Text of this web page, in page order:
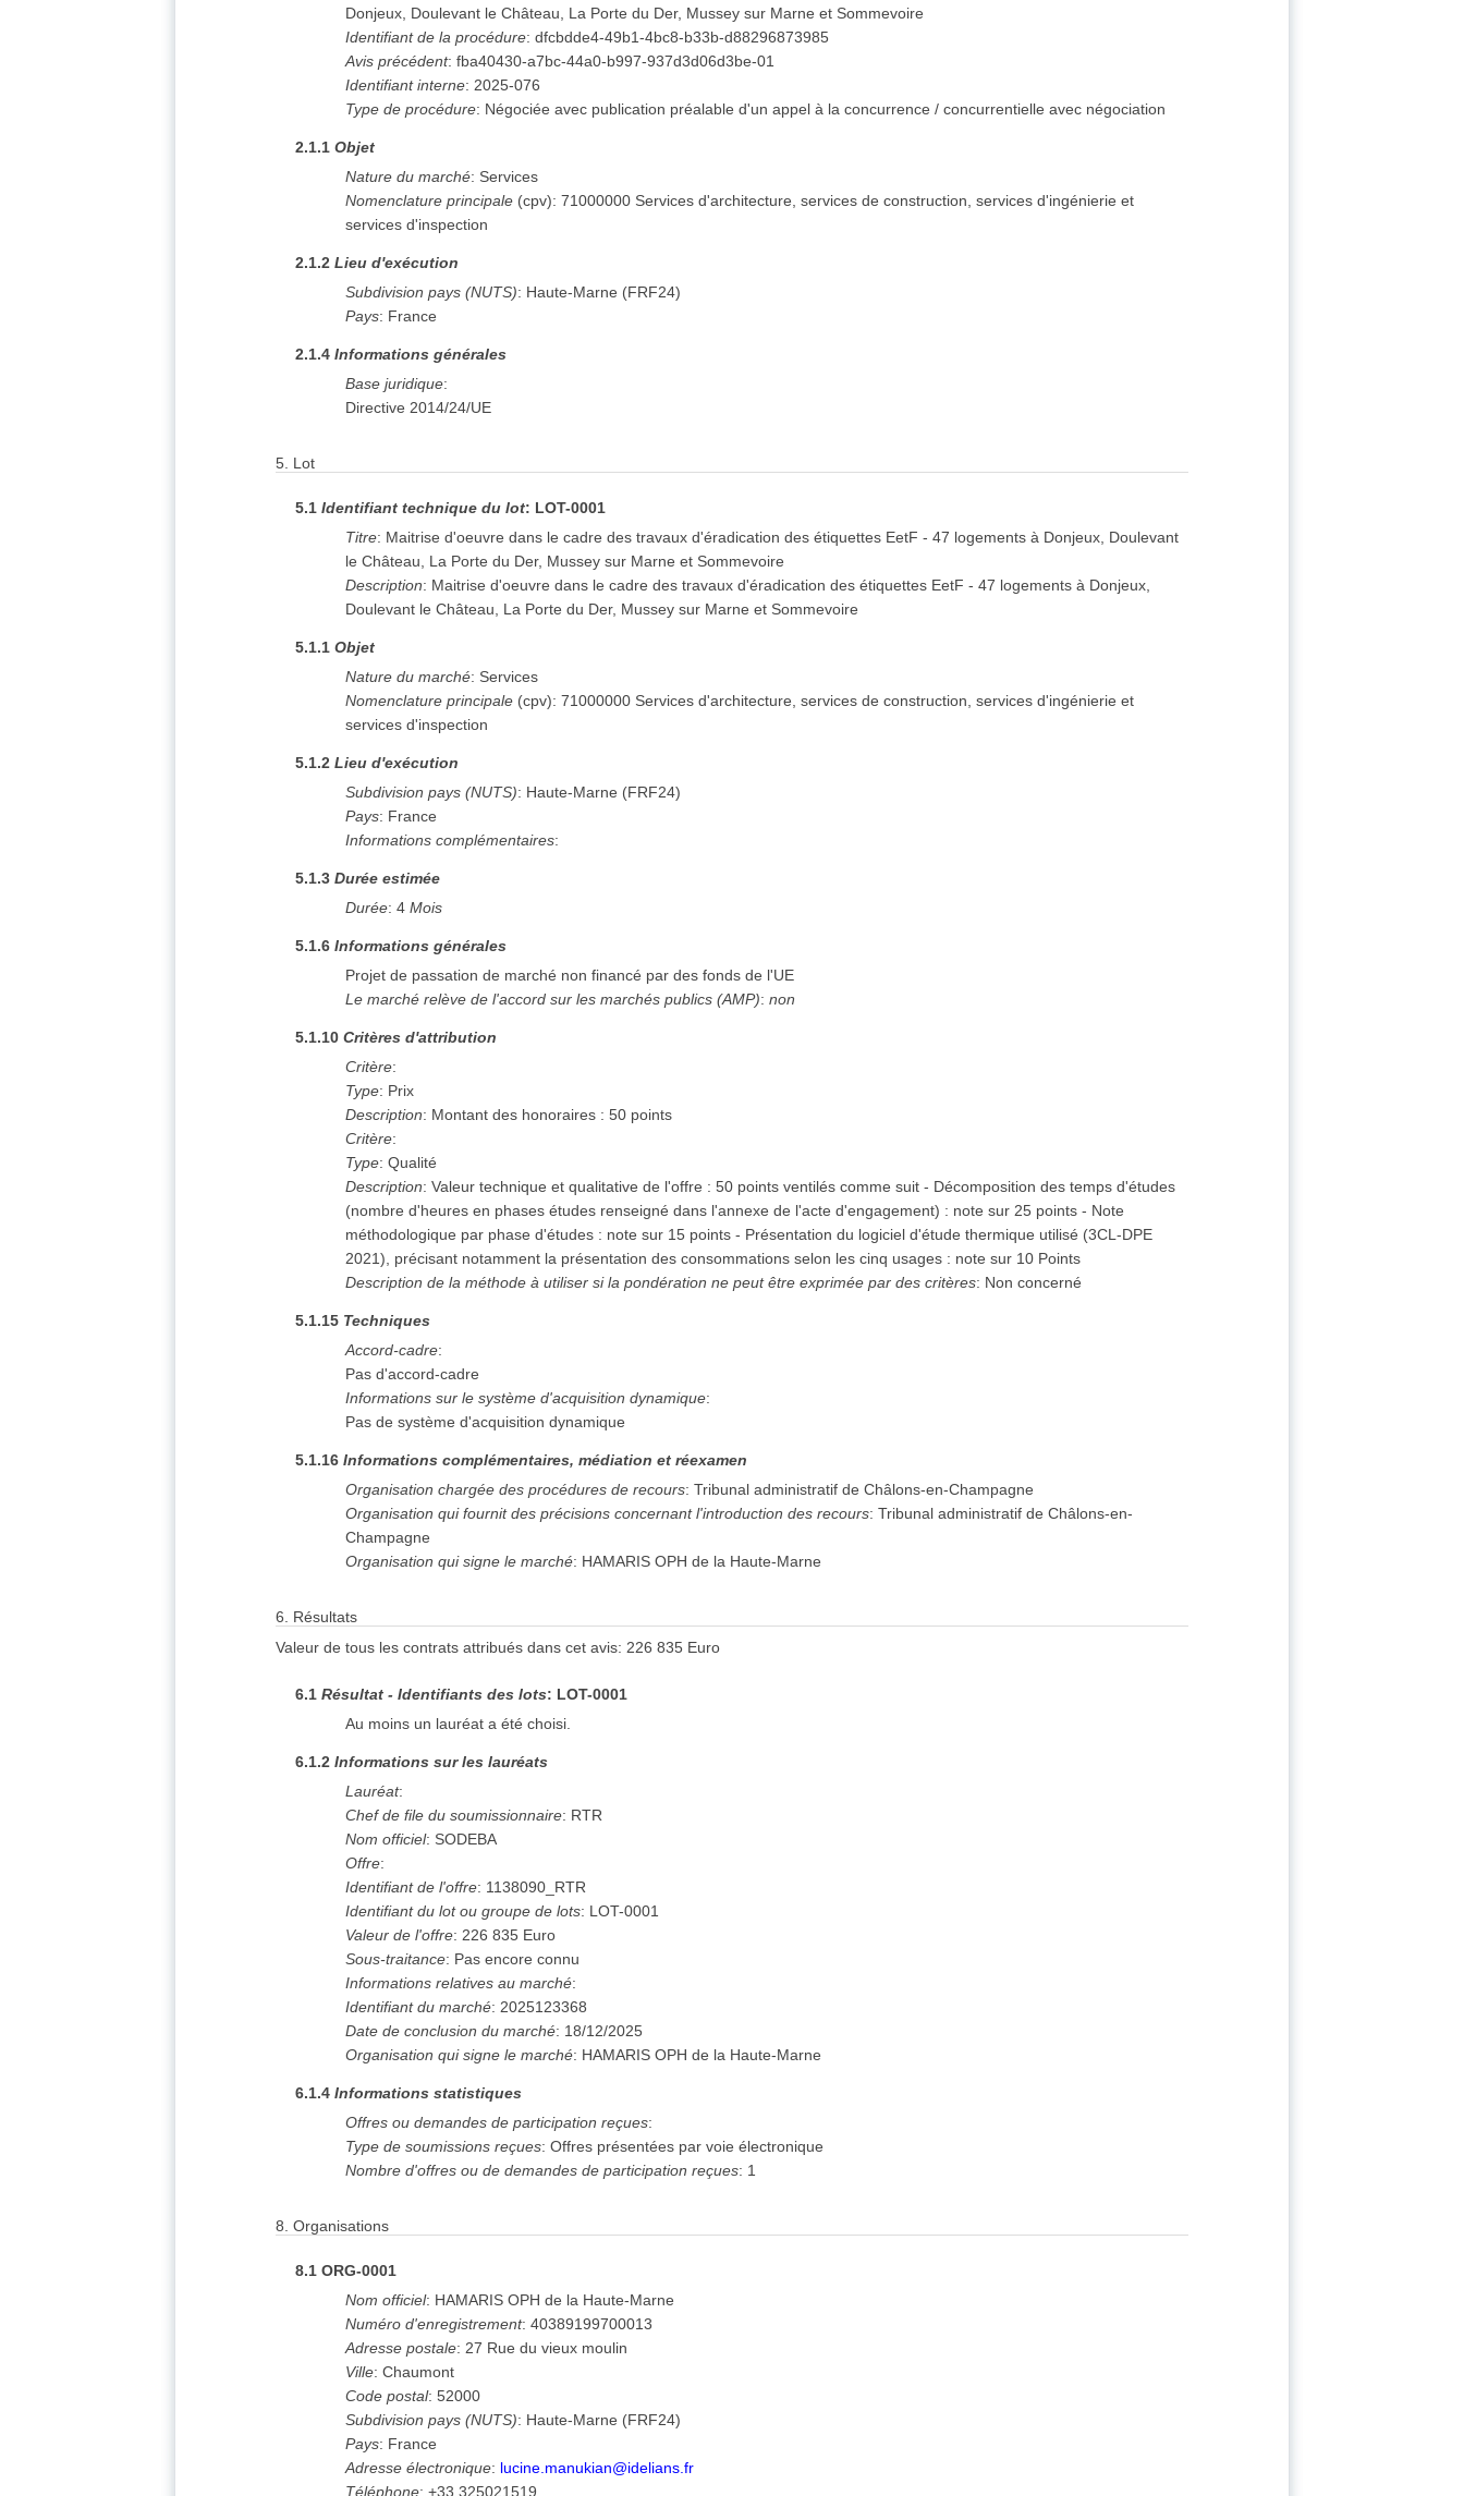
Donjeux, Doulevant le Château, La Porte du Der, Mussey sur Marne et Sommevoire
Identifiant de la procédure:dfcbdde4-49b1-4bc8-b33b-d88296873985
Avis précédent:fba40430-a7bc-44a0-b997-937d3d06d3be-01
Identifiant interne:2025-076
Type de procédure: Négociée avec publication préalable d'un appel à la concurrence / concurrentielle avec négociation
2.1.1Objet
Nature du marché: Services
Nomenclature principale (cpv):71000000 Services d'architecture, services de construction, services d'ingénierie et
services d'inspection
2.1.2Lieu d'exécution
Subdivision pays (NUTS): Haute-Marne (FRF24)
Pays: France
2.1.4Informations générales
Base juridique:
Directive 2014/24/UE
5. Lot
5.1Identifiant technique du lot: LOT-0001
Titre: Maitrise d'oeuvre dans le cadre des travaux d'éradication des étiquettes EetF - 47 logements à Donjeux, Doulevant
le Château, La Porte du Der, Mussey sur Marne et Sommevoire
Description: Maitrise d'oeuvre dans le cadre des travaux d'éradication des étiquettes EetF - 47 logements à Donjeux,
Doulevant le Château, La Porte du Der, Mussey sur Marne et Sommevoire
5.1.1Objet
Nature du marché: Services
Nomenclature principale (cpv):71000000 Services d'architecture, services de construction, services d'ingénierie et
services d'inspection
5.1.2Lieu d'exécution
Subdivision pays (NUTS): Haute-Marne (FRF24)
Pays: France
Informations complémentaires:
5.1.3Durée estimée
Durée:4 Mois
5.1.6Informations générales
Projet de passation de marché non financé par des fonds de l'UE
Le marché relève de l'accord sur les marchés publics (AMP):non
5.1.10Critères d'attribution
Critère:
Type: Prix
Description: Montant des honoraires : 50 points
Critère:
Type:Qualité
Description:Valeur technique et qualitative de l'offre : 50 points ventilés comme suit - Décomposition des temps d'études
(nombre d'heures en phases études renseigné dans l'annexe de l'acte d'engagement) : note sur 25 points - Note
méthodologique par phase d'études : note sur 15 points - Présentation du logiciel d'étude thermique utilisé (3CL-DPE
2021), précisant notamment la présentation des consommations selon les cinq usages : note sur 10 Points
Description de la méthode à utiliser si la pondération ne peut être exprimée par des critères: Non concerné
5.1.15 Techniques
Accord-cadre:
Pas d'accord-cadre
Informations sur le système d'acquisition dynamique:
Pas de système d'acquisition dynamique
5.1.16Informations complémentaires, médiation et réexamen
Organisation chargée des procédures de recours:Tribunal administratif de Châlons-en-Champagne
Organisation qui fournit des précisions concernant l'introduction des recours:Tribunal administratif de Châlons-en-
Champagne
Organisation qui signe le marché: HAMARIS OPH de la Haute-Marne
6. Résultats
Valeur de tous les contrats attribués dans cet avis:226 835 Euro
6.1Résultat - Identifiants des lots: LOT-0001
Au moins un lauréat a été choisi.
6.1.2Informations sur les lauréats
Lauréat:
Chef de file du soumissionnaire: RTR
Nom officiel: SODEBA
Offre:
Identifiant de l'offre: 1138090_RTR
Identifiant du lot ou groupe de lots: LOT-0001
Valeur de l'offre:226 835 Euro
Sous-traitance: Pas encore connu
Informations relatives au marché:
Identifiant du marché:2025123368
Date de conclusion du marché: 18/12/2025
Organisation qui signe le marché: HAMARIS OPH de la Haute-Marne
6.1.4Informations statistiques
Offres ou demandes de participation reçues:
Type de soumissions reçues:Offres présentées par voie électronique
Nombre d'offres ou de demandes de participation reçues: 1
8.Organisations
8.1ORG-0001
Nom officiel: HAMARIS OPH de la Haute-Marne
Numéro d'enregistrement:40389199700013
Adresse postale:27 Rue du vieux moulin
Ville:Chaumont
Code postal:52000
Subdivision pays (NUTS): Haute-Marne (FRF24)
Pays: France
Adresse électronique: lucine.manukian@idelians.fr
Téléphone:+33 325021519